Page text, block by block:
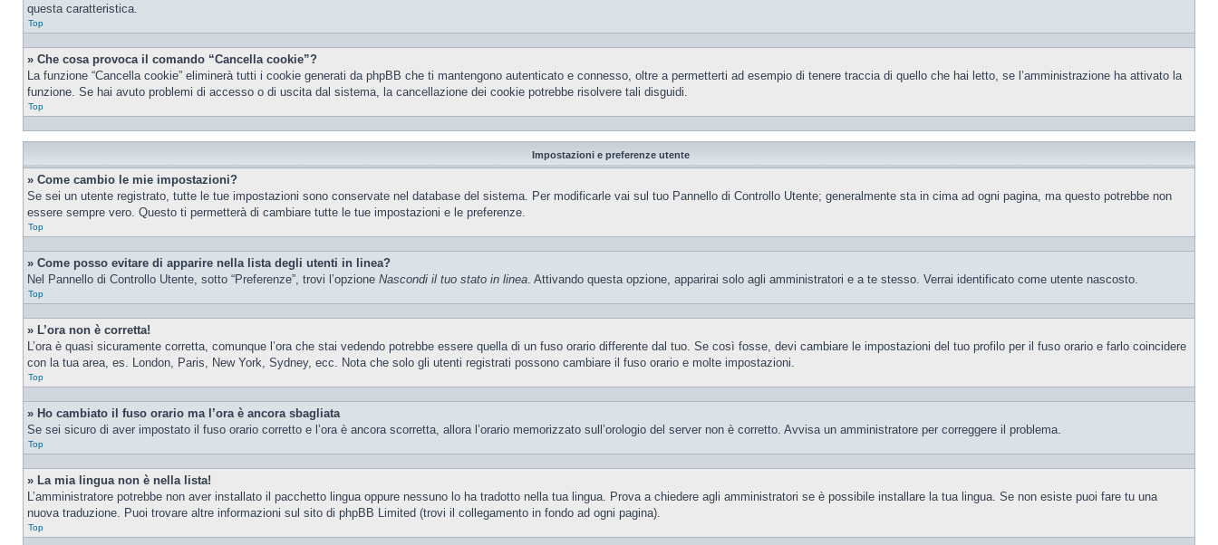
questa caratteristica.
Top
» Che cosa provoca il comando “Cancella cookie”?
La funzione “Cancella cookie” eliminerà tutti i cookie generati da phpBB che ti mantengono autenticato e connesso, oltre a permetterti ad esempio di tenere traccia di quello che hai letto, se l’amministrazione ha attivato la
funzione. Se hai avuto problemi di accesso o di uscita dal sistema, la cancellazione dei cookie potrebbe risolvere tali disguidi.
Top
Impostazioni e preferenze utente
» Come cambio le mie impostazioni?
Se sei un utente registrato, tutte le tue impostazioni sono conservate nel database del sistema. Per modificarle vai sul tuo Pannello di Controllo Utente; generalmente sta in cima ad ogni pagina, ma questo potrebbe non
essere sempre vero. Questo ti permetterà di cambiare tutte le tue impostazioni e le preferenze.
Top
» Come posso evitare di apparire nella lista degli utenti in linea?
Nel Pannello di Controllo Utente, sotto “Preferenze”, trovi l’opzione Nascondi il tuo stato in linea. Attivando questa opzione, apparirai solo agli amministratori e a te stesso. Verrai identificato come utente nascosto.
Top
» L’ora non è corretta!
L’ora è quasi sicuramente corretta, comunque l’ora che stai vedendo potrebbe essere quella di un fuso orario differente dal tuo. Se così fosse, devi cambiare le impostazioni del tuo profilo per il fuso orario e farlo coincidere
con la tua area, es. London, Paris, New York, Sydney, ecc. Nota che solo gli utenti registrati possono cambiare il fuso orario e molte impostazioni.
Top
» Ho cambiato il fuso orario ma l’ora è ancora sbagliata
Se sei sicuro di aver impostato il fuso orario corretto e l’ora è ancora scorretta, allora l’orario memorizzato sull’orologio del server non è corretto. Avvisa un amministratore per correggere il problema.
Top
» La mia lingua non è nella lista!
L’amministratore potrebbe non aver installato il pacchetto lingua oppure nessuno lo ha tradotto nella tua lingua. Prova a chiedere agli amministratori se è possibile installare la tua lingua. Se non esiste puoi fare tu una
nuova traduzione. Puoi trovare altre informazioni sul sito di phpBB Limited (trovi il collegamento in fondo ad ogni pagina).
Top